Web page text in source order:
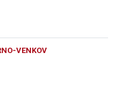
VENKOV